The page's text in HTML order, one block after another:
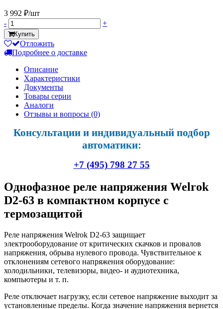
3 992 ₽/шт
-
+
Купить
Отложить
Подробнее о доставке
Описание
Характеристики
Документы
Товары серии
Аналоги
Отзывы и вопросы (0)
Консультации и индивидуальный подбор
автоматики:
+7 (495) 798 27 55
Однофазное реле напряжения Welrok
D2-63 в компактном корпусе с
термозащитой
Реле напряжения Welrok D2-63 защищает
электрооборудование от критических скачков и провалов
напряжения, обрыва нулевого провода. Чувствительное к
отклонениям сетевого напряжения оборудование:
холодильники, телевизоры, видео- и аудиотехника,
компьютеры и т. п.
Реле отключает нагрузку, если сетевое напряжение выходит за
установленные пределы. Когда значение напряжения вернется